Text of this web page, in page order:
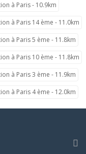
à Paris - 10.9km
à Paris 14 ème - 11.0km
à Paris 5 ème - 11.8km
à Paris 10 ème - 11.8km
à Paris 3 ème - 11.9km
à Paris 4 ème - 12.0km